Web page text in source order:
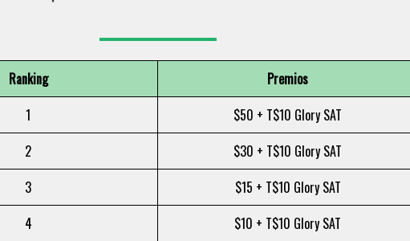
Ranking
Premios
1
$50 + T$10 Glory SAT
2
$30 + T$10 Glory SAT
3
$15 + T$10 Glory SAT
4
$10 + T$10 Glory SAT